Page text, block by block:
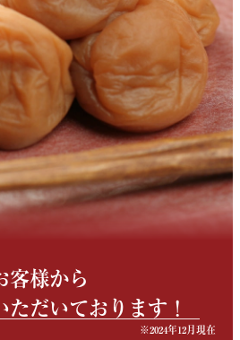
客様から
ただいております！
※2024年12月現在